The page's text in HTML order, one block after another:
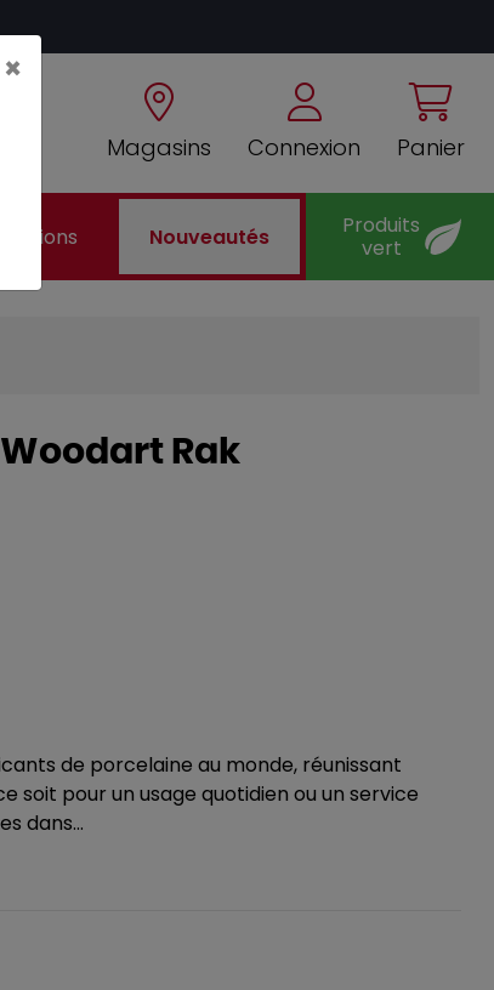
Magasins Connexion Panier
Nouveautés
Produits
vert
Rak
de porcelaine au monde, réunissant
soit pour un usage quotidien ou un service
dans...
×